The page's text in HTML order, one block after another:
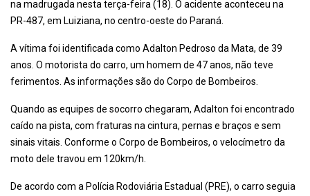
na madrugada nesta terça-feira (18). O acidente aconteceu na
PR-487, em Luiziana, no centro-oeste do Paraná.
A vítima foi identificada como Adalton Pedroso da Mata, de 39
anos. O motorista do carro, um homem de 47 anos, não teve
ferimentos. As informações são do Corpo de Bombeiros.
Quando as equipes de socorro chegaram, Adalton foi encontrado
caído na pista, com fraturas na cintura, pernas e braços e sem
sinais vitais. Conforme o Corpo de Bombeiros, o velocímetro da
moto dele travou em 120km/h.
De acordo com a Polícia Rodoviária Estadual (PRE), o carro seguia